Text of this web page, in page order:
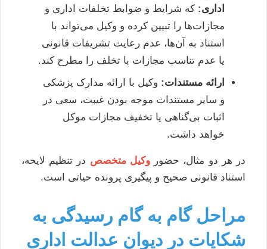
اداری: که شرایط و ضوابط تخلفات اداری و
مجازات‌ها را تبیین کرده و وکیل می‌تواند با
استناد به آن‌ها، عدم رعایت تشریفات قانونی
یا عدم تناسب مجازات با تخلف را مطرح کند.
ارائه مستندات: وکیل با ارائه مدارک پزشکی
و سایر مستندات موجه بودن غیبت، سعی در
اثبات بی‌گناهی یا تخفیف مجازات موکل
خواهد داشت.
در هر دو مثال، حضوروکیل متخصص در تنظیم لایحه،
استناد قانونی صحیح و پیگیری پرونده حیاتی است.
مراحل گام به گام رسیدگی به
شکایات در دیوان عدالت اداری